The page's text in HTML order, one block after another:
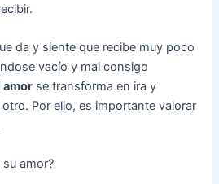
da y siente que recibe muy poco
vacío y mal consigo
amor se transforma en ira y
Por ello, es importante valorar
amor?